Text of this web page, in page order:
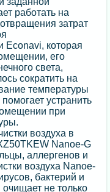
работать на
затрат
Econavi, которая
его
света,
сократить на
температуры
устранить
при
воздуха в
Nanoe-G
аллергенов и
воздуха Nanoe-
бактерий и
не только